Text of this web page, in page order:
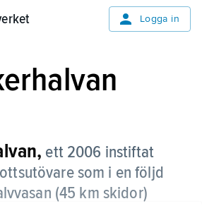
Logga in
ett 2006 instiftat
som i en följd
(45 km skidor)